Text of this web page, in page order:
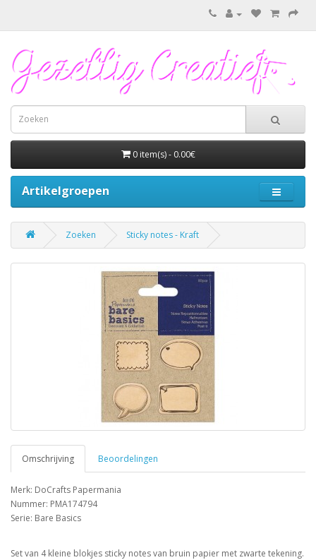
0 item(s) - 0.00€
Artikelgroepen
Zoeken Sticky notes - Kraft
Omschrijving Beoordelingen
Merk: DoCrafts Papermania
Nummer: PMA174794
Serie: Bare Basics
Set van 4 kleine blokjes sticky notes van bruin papier met zwarte tekening.